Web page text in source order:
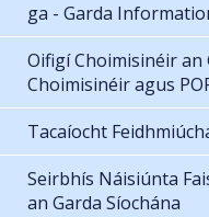
ga - Garda
Oifigí Choimisinéir an
Choimisinéir agus
Tacaíocht
Seirbhís Náisiúnta
an Garda Síochána